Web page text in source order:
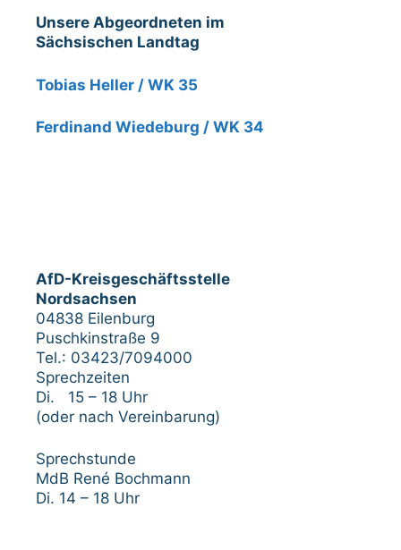
Unsere Abgeordneten im
Sächsischen Landtag
Tobias Heller / WK 35
Ferdinand Wiedeburg / WK 34
AfD-Kreisgeschäftsstelle
Nordsachsen
04838 Eilenburg
Puschkinstraße 9
Tel.: 03423/7094000
Sprechzeiten
Di. 15 – 18 Uhr
(oder nach Vereinbarung)
Sprechstunde
MdB René Bochmann
Di. 14 – 18 Uhr